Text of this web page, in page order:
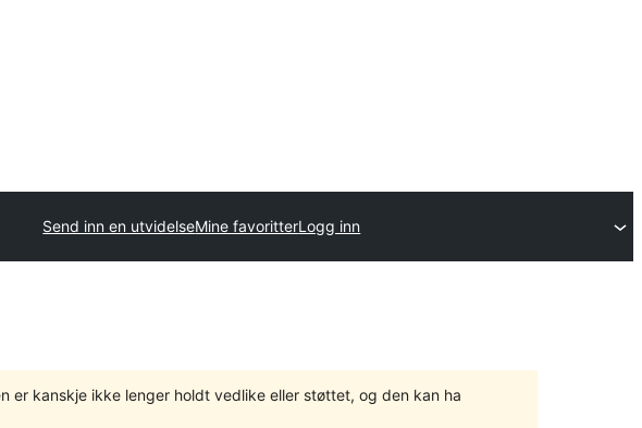
Send inn en utvidelseMine favoritterLogg inn
er kanskje ikke lenger holdt vedlike eller støttet, og den kan ha